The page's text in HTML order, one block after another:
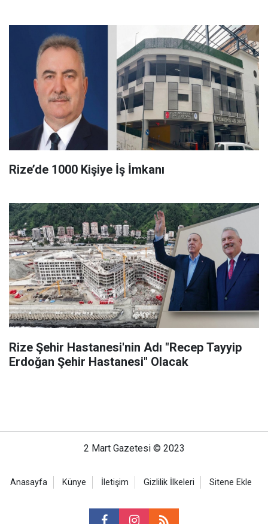
Rize’de 1000 Kişiye İş İmkanı
Rize Şehir Hastanesi'nin Adı "Recep Tayyip
Erdoğan Şehir Hastanesi" Olacak
2 Mart Gazetesi © 2023
Anasayfa Künye İletişim Gizlilik İlkeleri Sitene Ekle